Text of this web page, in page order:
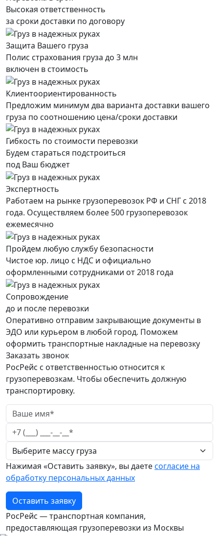
Высокая ответственность
за сроки доставки по договору
Защита Вашего груза
Полис страхования груза до 3 млн
включен в стоимость
Клиентоориентированность
Предложим минимум два варианта доставки вашего
груза по соотношению цена/сроки доставки
Гибкость по стоимости перевозки
Будем стараться подстроиться
под Ваш бюджет
Экспертность
Работаем на рынке грузоперевозок РФ и СНГ с 2018
года. Осуществляем более 500 грузоперевозок
ежемесячно
Пройдем любую службу безопасности
Чистое юр. лицо с НДС и официально
оформленными сотрудниками от 2018 года
Сопровождение
до и после перевозки
Оперативно отправим закрывающие документы в
ЭДО или курьером в любой город. Поможем
оформить транспортные накладные на перевозку
Заказать звонок
РосРейс с ответственностью относится к
грузоперевозкам. Чтобы обеспечить должную
транспортировку.
Нажимая «Оставить заявку», вы даетесогласие на
обработку персональных данных
Оставить заявку
РосРейс — транспортная компания,
предоставляющая грузоперевозки из Москвы